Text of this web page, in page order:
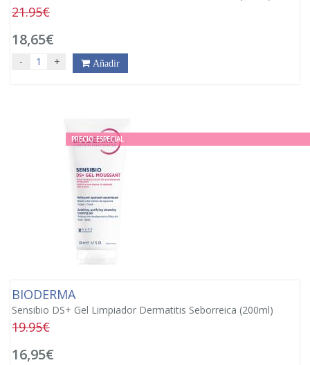
21.95€
18,65€
- + Añadir
PRECIO ESPECIAL
BIODERMA
Sensibio DS+ Gel Limpiador Dermatitis Seborreica (200ml)
19.95€
16,95€